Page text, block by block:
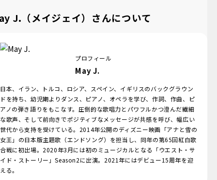
J.（メイジェイ）さんについて
プロフィール
May J.
日本、イラン、トルコ、ロシア、スペイン、イギリスのバックグラウン
ドを持ち、幼児期よりダンス、ピアノ、オペラを学び、作詞、作曲、ピ
アノの弾き語りをもこなす。圧倒的な歌唱力とパワフルかつ澄んだ繊細
な歌声、そして前向きでポジティブなメッセージが共感を呼び、幅広い
世代から支持を受けている。2014年公開のディズニー映画「アナと雪の
女王」の日本版主題歌（エンドソング）を担当し、同年の第65回紅白歌
合戦に初出場。2020年3月には初のミュージカルとなる「ウエスト・サ
イド・ストーリー」Season2に出演。2021年にはデビュー15周年を迎
える。